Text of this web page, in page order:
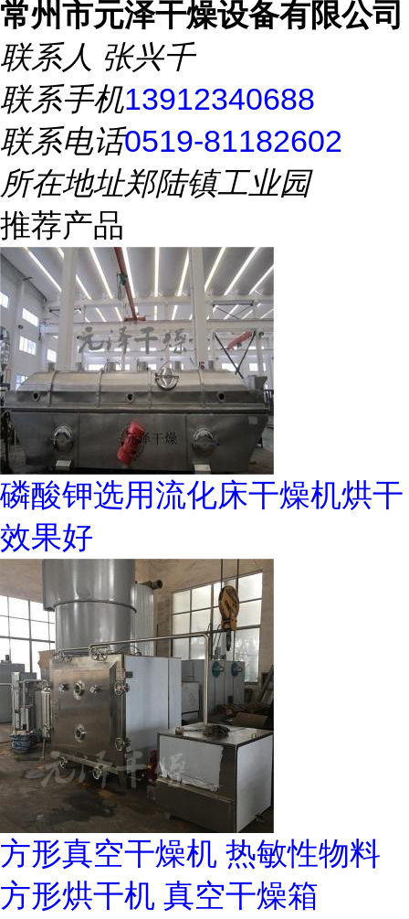
常州市元泽干燥设备有限公司
联系人 张兴千
联系手机13912340688
联系电话0519-81182602
所在地址郑陆镇工业园
推荐产品
磷酸钾选用流化床干燥机烘干
效果好
方形真空干燥机 热敏性物料
方形烘干机 真空干燥箱